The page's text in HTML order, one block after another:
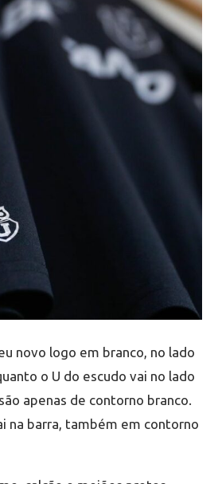
novo logo em branco, no lado
o U do escudo vai no lado
apenas de contorno branco.
na barra, também em contorno